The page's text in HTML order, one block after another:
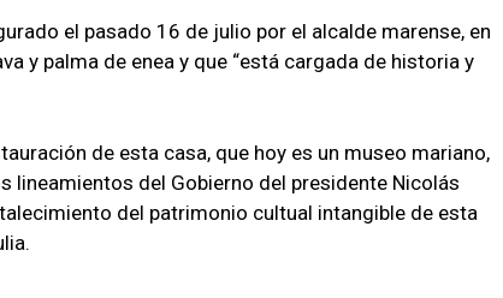
el pasado 16 de julio por el alcalde marense, en
y palma de enea y que “está cargada de historia y
de esta casa, que hoy es un museo mariano,
lineamientos del Gobierno del presidente Nicolás
del patrimonio cultual intangible de esta